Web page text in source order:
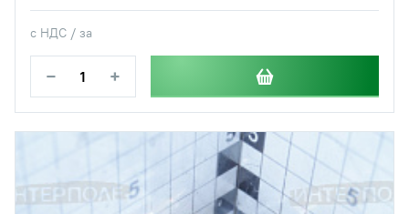
с НДС / за
− +